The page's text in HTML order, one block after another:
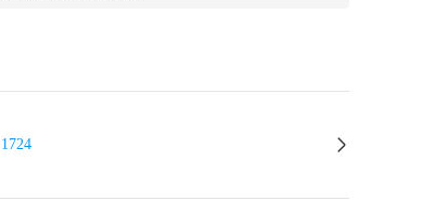
1724